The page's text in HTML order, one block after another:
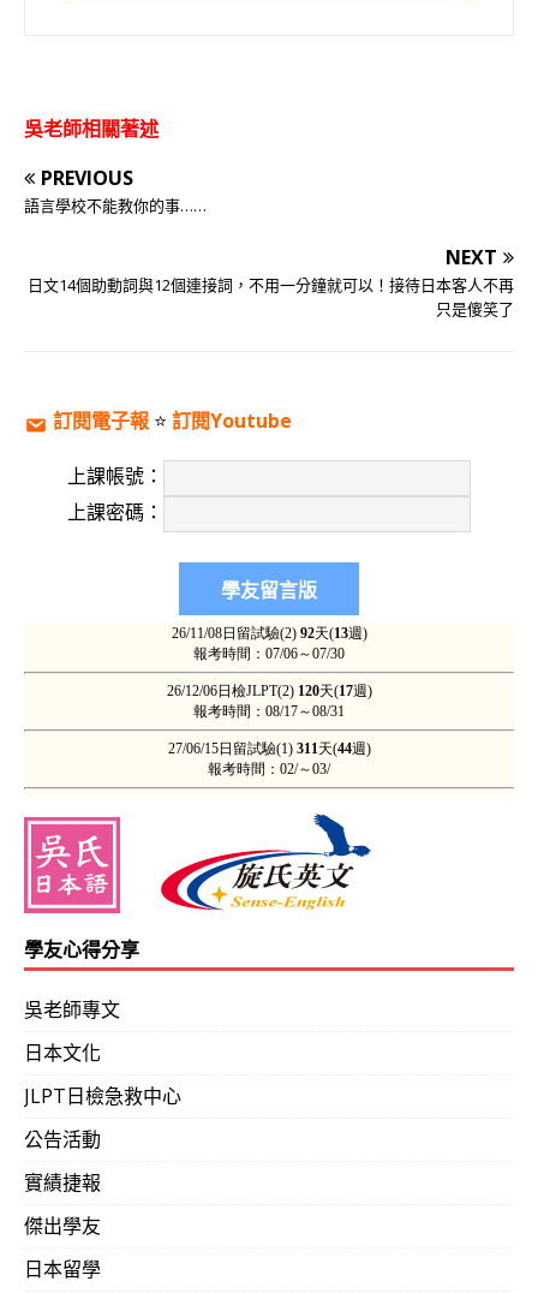
吳老師相關著述
PREVIOUS
語言學校不能教你的事……
NEXT
日文14個助動詞與12個連接詞，不用一分鐘就可以！接待日本客人不再
只是傻笑了
訂閱電子報 ⭐️ 訂閱Youtube
上課帳號：
上課密碼：
學友心得分享
吳老師專文
日本文化
JLPT日檢急救中心
公告活動
實績捷報
傑出學友
日本留學